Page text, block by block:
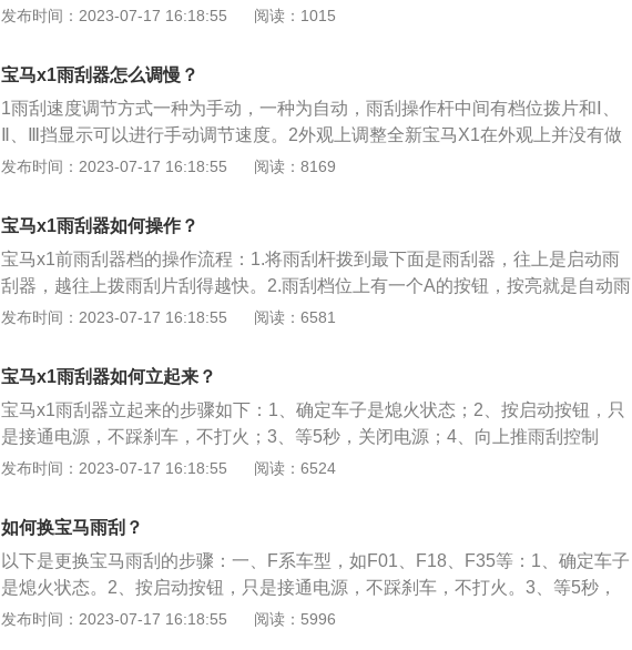
挡、||为高速挡。驾驶员可以根据实际行车情况调节。4、若低速或高速挡的实际
至此档即可关闭雨刮器。6、AUTO档是自动感应挡，根据实际雨量自动刮刷。可
以通过中间的滚轮调节感应的灵敏度。7、1X：雨刮器工作一次后自动回位。使
用雨刮器的注意事项：1、保持卫生：挡风玻璃出现条纹，雨刮片会有脏污。使
用酒精蘸湿毛巾，然后擦拭雨刮条脏污的部位。每月一次的清理，可以提高雨刮
器的工作效果。2、检查橡胶：挡风玻璃出现刺耳的声音，很可能雨刮片橡胶已
凸不平的地方。3、避免暴晒：将爱车停在阴凉晒不到太阳的地方，比如车库。
夏季是比较伤害汽车的季节，但有的车主将车辆停放在太阳下暴晒。这种情况只
会加速雨刮片的老化。
发布时间：2023-07-17 16:18:55 阅读：1015
宝马x1雨刮器怎么调慢？
1雨刮速度调节方式一种为手动，一种为自动，雨刮操作杆中间有档位拨片和Ⅰ、
Ⅱ、Ⅲ挡显示可以进行手动调节速度。2外观上调整全新宝马X1在外观上并没有做
调整，依然是熟悉的宝马风格，两个独立圆环天使眼看起来十分炫酷。
发布时间：2023-07-17 16:18:55 阅读：8169
宝马x1雨刮器如何操作？
宝马x1前雨刮器档的操作流程：1.将雨刮杆拨到最下面是雨刮器，往上是启动雨
刮器，越往上拨雨刮片刮得越快。2.雨刮档位上有一个A的按钮，按亮就是自动雨
刮。宝马x1雨天行驶注意事项：1、雨天车特别容易出现故障，因此在出行前需
规则。3、行驶土路要走到路中间。由于雨水浸湿路基，路边容易塌方引起翻车
事故，所以当行驶到土路上时，特别要避让两边、走中间。
发布时间：2023-07-17 16:18:55 阅读：6581
宝马x1雨刮器如何立起来？
宝马x1雨刮器立起来的步骤如下：1、确定车子是熄火状态；2、按启动按钮，只
是接通电源，不踩刹车，不打火；3、等5秒，关闭电源；4、向上推雨刮控制
器，推到顶并保持3秒以上，这时雨刮就会竖起来，然后掰开即可。更多相关资
部分细节上加入了家族化元素，标志性的双肾前格栅的尺寸更大，配合上造型运
动的前包围，带来了很强的视觉冲击感。
发布时间：2023-07-17 16:18:55 阅读：6524
如何换宝马雨刮？
以下是更换宝马雨刮的步骤：一、F系车型，如F01、F18、F35等：1、确定车子
是熄火状态。2、按启动按钮，只是接通电源，不踩刹车，不打火。3、等5秒，
关闭电源。4、引擎熄火，向上推保持3秒以上。5、雨刷条旋转90°即可取下，更
发布时间：2023-07-17 16:18:55 阅读：5996